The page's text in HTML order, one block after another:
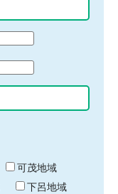
可茂地域
下呂地域